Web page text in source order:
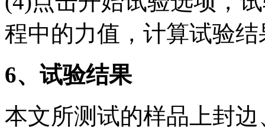
程中的力值，计算试验结
6、试验结果
本文所测试的样品上封